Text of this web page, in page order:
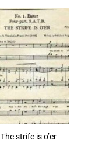
The strife is o’er